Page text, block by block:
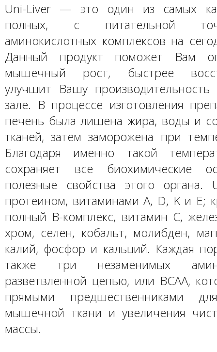
Uni-Liver — это один из самых
полных, с питательной
аминокислотных комплексов на
Данный продукт поможет Вам
мышечный рост, быстрее
улучшит Вашу
зале. В процессе изготовления
печень была лишена жира, воды и
тканей, затем заморожена при
Благодаря именно такой
сохраняет все биохимические
полезные свойства этого органа.
протеином, витаминами A, D, K и E;
полный B-комплекс, витамин C,
хром, селен, кобальт, молибден,
калий, фосфор и кальций. Каждая
также три незаменимых
разветвленной цепью, или BCAA,
прямыми предшественниками
мышечной ткани и увеличения
массы.